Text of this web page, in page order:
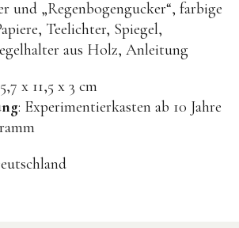
RADUGA GREZ
activity boards
Konges Sløjd
MOOD Spielkunst
| Holzbausteine
und „Regenbogengucker“, farbige
Teelichter, Spiegel,
aus Holz, Anleitung
x 11,5 x 3 cm
: Experimentierkasten ab 10 Jahre